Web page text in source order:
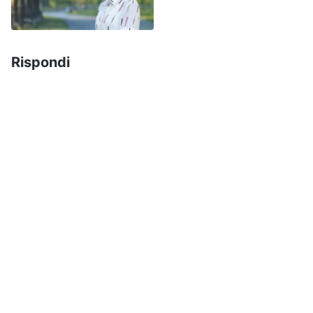
dei problemi, preferendo affidarsi a me e
cosa che li portava a non progredire nelle loro
Rispondi